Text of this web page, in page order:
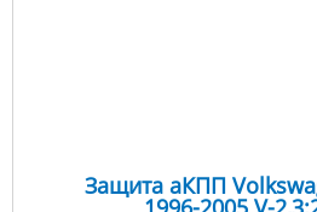
Защита аКПП